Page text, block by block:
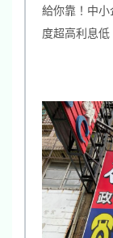
給你靠！中
度超高利息低